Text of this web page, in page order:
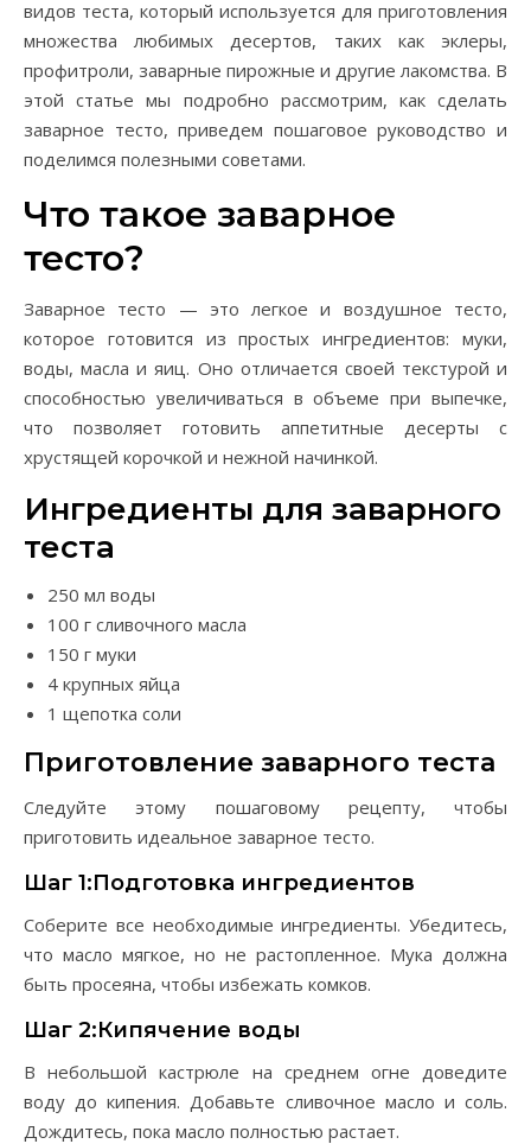
видов теста, который используется для приготовления
множества любимых десертов, таких как эклеры,
профитроли, заварные пирожные и другие лакомства. В
этой статье мы подробно рассмотрим, как сделать
заварное тесто, приведем пошаговое руководство и
поделимся полезными советами.
Что такое заварное
тесто?
Заварное тесто — это легкое и воздушное тесто,
которое готовится из простых ингредиентов: муки,
воды, масла и яиц. Оно отличается своей текстурой и
способностью увеличиваться в объеме при выпечке,
что позволяет готовить аппетитные десерты с
хрустящей корочкой и нежной начинкой.
Ингредиенты для заварного
теста
250 мл воды
100 г сливочного масла
150 г муки
4 крупных яйца
1 щепотка соли
Приготовление заварного теста
Следуйте этому пошаговому рецепту, чтобы
приготовить идеальное заварное тесто.
Шаг 1:Подготовка ингредиентов
Соберите все необходимые ингредиенты. Убедитесь,
что масло мягкое, но не растопленное. Мука должна
быть просеяна, чтобы избежать комков.
Шаг 2:Кипячение воды
В небольшой кастрюле на среднем огне доведите
воду до кипения. Добавьте сливочное масло и соль.
Дождитесь, пока масло полностью растает.